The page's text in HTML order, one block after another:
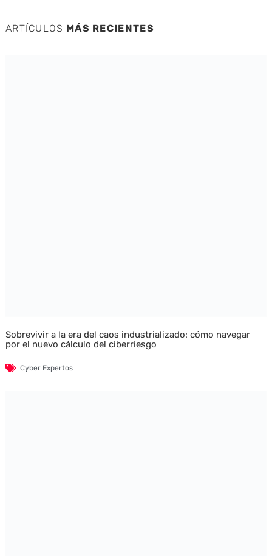
ARTÍCULOS MÁS RECIENTES
Sobrevivir a la era del caos industrializado: cómo navegar
por el nuevo cálculo del ciberriesgo
Cyber Expertos